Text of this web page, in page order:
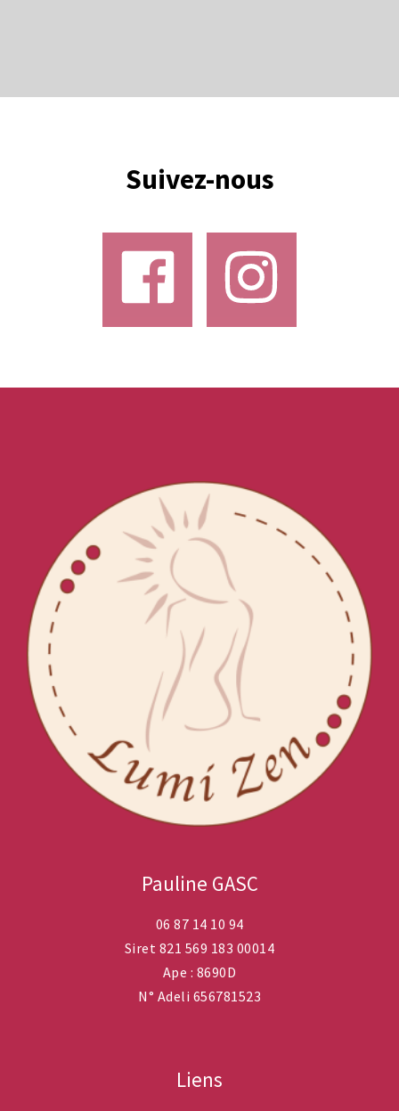
Suivez-nous
Pauline GASC
06 87 14 10 94
Siret 821 569 183 00014
Ape : 8690D
N° Adeli 656781523
Liens